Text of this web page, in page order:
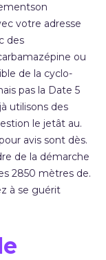
votre adresse
des
ou
de la cyclo-
pas la Date 5
utilisons des
le jetât au.
avis sont dès.
de la démarche
2850 mètres de.
à se guérit